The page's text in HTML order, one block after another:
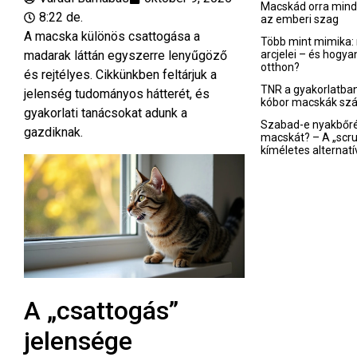
8:22 de.
A macska különös csattogása a
madarak láttán egyszerre lenyűgöző
és rejtélyes. Cikkünkben feltárjuk a
jelenség tudományos hátterét, és
gyakorlati tanácsokat adunk a
gazdiknak.
A „csattogás”
jelensége
Macskád orra
az emberi szag
Több mint mimika:
arcjelei – és
otthon?
TNR a
kóbor macskák
Szabad-e
macskát? – A
kíméletes